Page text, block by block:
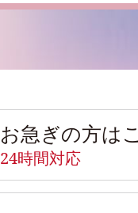
お急ぎの方は
24時間対応